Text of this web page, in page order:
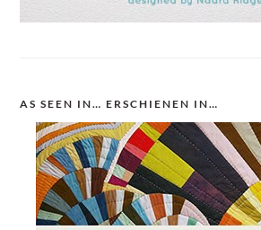
AS SEEN IN… ERSCHIENEN IN…